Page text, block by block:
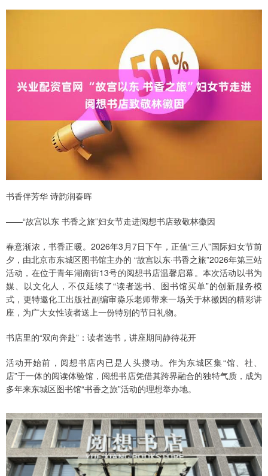
书香伴芳华 诗韵润春晖
——“故宫以东 书香之旅”妇女节走进阅想书店致敬林徽因
春意渐浓，书香正暖。2026年3月7日下午，正值“三八”国际妇女节前
夕，由北京市东城区图书馆主办的 “故宫以东·书香之旅”2026年第三站
活动，在位于青年湖南街13号的阅想书店温馨启幕。本次活动以书为
媒、以文化人，不仅延续了“读者选书、图书馆买单”的创新服务模
式，更特邀化工出版社副编审淼乐老师带来一场关于林徽因的精彩讲
座，为广大女性读者送上一份特别的节日礼物。
书店里的“双向奔赴”：读者选书，讲座期间静待花开
活动开始前，阅想书店内已是人头攒动。作为东城区集“馆、社、
店”于一体的阅读体验馆，阅想书店凭借其跨界融合的独特气质，成为
多年来东城区图书馆“书香之旅”活动的理想举办地。